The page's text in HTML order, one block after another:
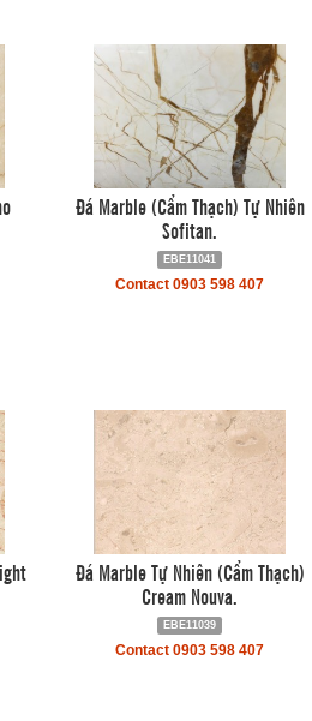
Đá Marble (Cẩm Thạch) Tự Nhiên
Sofitan.
EBE11041
Contact 0903 598 407
Đá Marble Tự Nhiên (Cẩm Thạch)
Cream Nouva.
EBE11039
Contact 0903 598 407